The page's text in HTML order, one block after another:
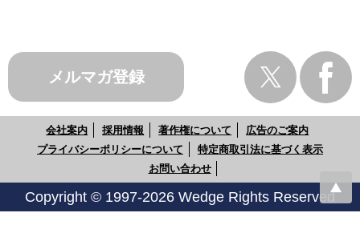
メルマガ登録
会社案内 採用情報 著作権について
広告のご案内
プライバシーポリシーについて
特定商取引法に基づく表示
お問い合わせ
Copyright © 1997-2026 Wedge Rights Reserved